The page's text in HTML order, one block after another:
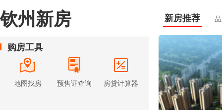
钦州新房
购房工具
地图找房 预售证查询
房贷计算器
新房推荐